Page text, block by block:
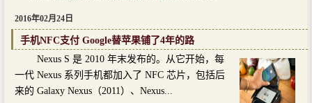
2016年02月24日
手机NFC支付 Google替苹果铺了4年的路
Nexus S 是 2010 年末发布的。从它开始，每
一代 Nexus 系列手机都加入了 NFC 芯片，包括后
来的 Galaxy Nexus（2011）、Nexus...